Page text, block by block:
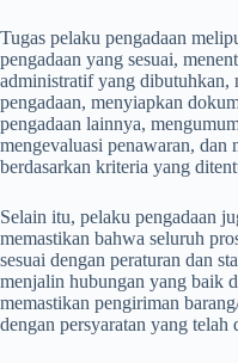
Tugas pelaku pengadaan
pengadaan yang sesuai,
administratif yang dibutuhkan,
pengadaan, menyiapkan
pengadaan lainnya,
mengevaluasi penawaran, dan
berdasarkan kriteria yang
Selain itu, pelaku pengadaan
memastikan bahwa seluruh
sesuai dengan peraturan dan
menjalin hubungan yang baik
memastikan pengiriman
dengan persyaratan yang telah